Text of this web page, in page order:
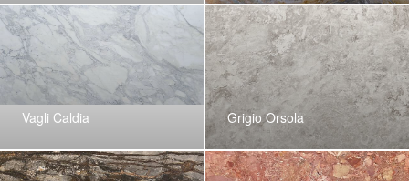
Vagli Caldia Grigio Orsola